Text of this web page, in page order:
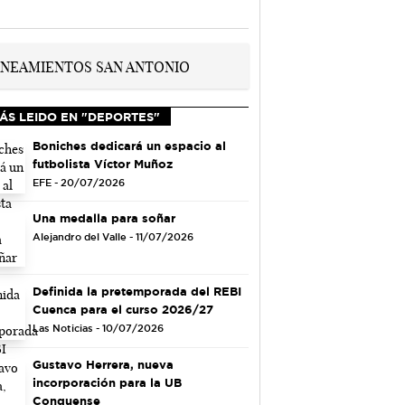
LEIDO EN "DEPORTES"
Boniches dedicará un espacio al
futbolista Víctor Muñoz
EFE - 20/07/2026
Una medalla para soñar
Alejandro del Valle - 11/07/2026
Definida la pretemporada del REBI
Cuenca para el curso 2026/27
Las Noticias - 10/07/2026
Gustavo Herrera, nueva
incorporación para la UB
Conquense